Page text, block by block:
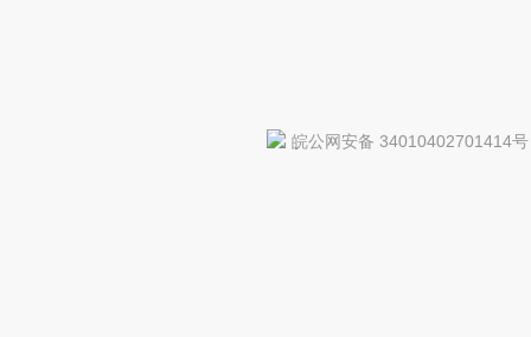
皖公网安备 34010402701414号